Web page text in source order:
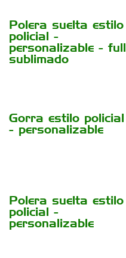
Polera suelta estilo
policial -
personalizable - full
sublimado
Gorra estilo policial
- personalizable
Polera suelta estilo
policial -
personalizable